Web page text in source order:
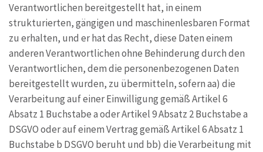
Verantwortlichen bereitgestellt hat, in einem
strukturierten, gängigen und maschinenlesbaren Format
zu erhalten, und er hat das Recht, diese Daten einem
anderen Verantwortlichen ohne Behinderung durch den
Verantwortlichen, dem die personenbezogenen Daten
bereitgestellt wurden, zu übermitteln, sofern aa) die
Verarbeitung auf einer Einwilligung gemäß Artikel 6
Absatz 1 Buchstabe a oder Artikel 9 Absatz 2 Buchstabe a
DSGVO oder auf einem Vertrag gemäß Artikel 6 Absatz 1
Buchstabe b DSGVO beruht und bb) die Verarbeitung mit